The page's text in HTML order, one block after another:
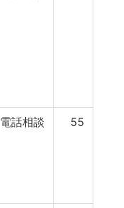
電話相談 55